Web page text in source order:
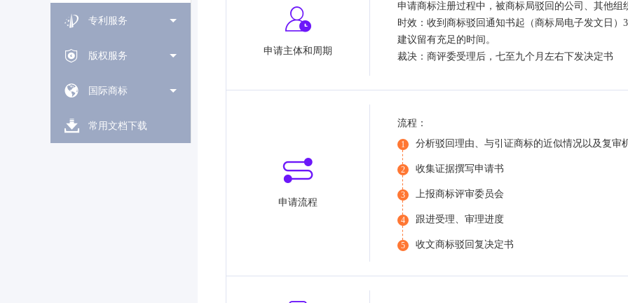
专利服务
版权服务
国际商标
常用文档下载
申请主体和周期
申请商标注册过程中，被商标局驳回的公司、其他组
时效：收到商标驳回通知书起（商标局电子发文日
建议留有充足的时间。
裁决：商评委受理后，七至九个月左右下发决定书
申请流程
流程：
1 分析驳回理由、与引证商标的近似情况以及复审
2 收集证据撰写申请书
3 上报商标评审委员会
4 跟进受理、审理进度
5 收文商标驳回复决定书